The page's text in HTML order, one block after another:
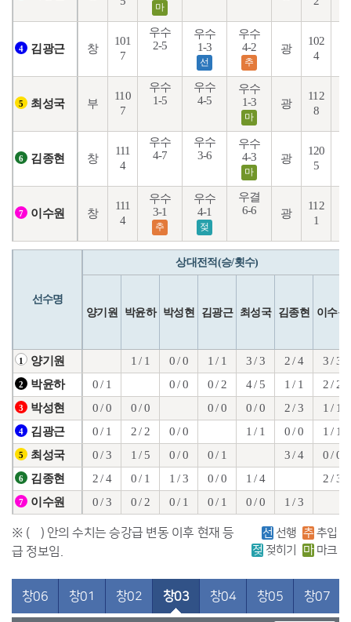
마
4 김광근 창
101
7
우수
2-5
우수
1-3
선
우수
4-2
추
광
102
4
5 최성국 부
110
7
우수
1-5
우수
4-5
우수
1-3
마
광
112
8
6 김종현 창
111
4
우수
4-7
우수
3-6
우수
4-3
마
광
120
5
7 이수원 창
111
4
우수
3-1
추
우수
4-1
젖
우결
6-6
광
112
1
선수명
상대전적(승/횟수)
양기원 박윤하 박성현 김광근 최성국 김종현 이수원
1 양기원 1 / 1 0 / 0 1 / 1 3 / 3 2 / 4 3 / 3
2 박윤하 0 / 1 0 / 0 0 / 2 4 / 5 1 / 1 2 / 2
3 박성현 0 / 0 0 / 0 0 / 0 0 / 0 2 / 3 1 / 1
4 김광근 0 / 1 2 / 2 0 / 0 1 / 1 0 / 0 1 / 1
5 최성국 0 / 3 1 / 5 0 / 0 0 / 1 3 / 4 0 / 0
6 김종현 2 / 4 0 / 1 1 / 3 0 / 0 1 / 4 2 / 3
7 이수원 0 / 3 0 / 2 0 / 1 0 / 1 0 / 0 1 / 3
※ ( ) 안의 수치는 승강급 변동 이후 현재 등
급 정보임.
선 선행 추 추입
젖 젖히기 마 마크
창06 창01 창02 창03 창04 창05 창07